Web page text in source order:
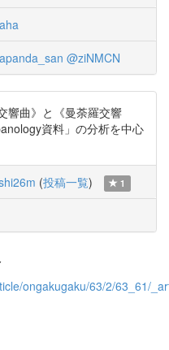
@ziNMCN
響曲》と《曼荼羅交響
資料」の分析を中心
(投稿一覧) 1
ongakugaku/63/2/63_61/